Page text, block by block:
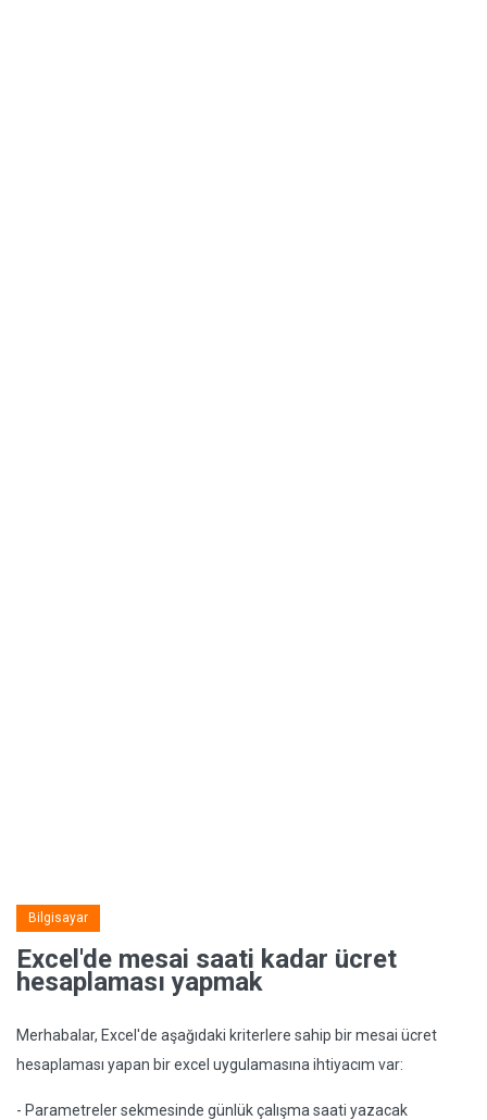
Bilgisayar
Excel'de mesai saati kadar ücret
hesaplaması yapmak
Merhabalar, Excel'de aşağıdaki kriterlere sahip bir mesai ücret
hesaplaması yapan bir excel uygulamasına ihtiyacım var:
- Parametreler sekmesinde günlük çalışma saati yazacak